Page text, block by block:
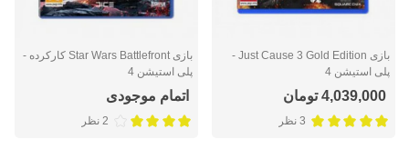
بازی Just Cause 3 Gold Edition -
پلی استیشن 4
4,039,000 تومان
3 نظر
بازی Star Wars Battlefront کارکرده -
پلی استیشن 4
اتمام موجودی
2 نظر